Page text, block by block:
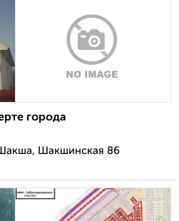
города
Шакшинская 86